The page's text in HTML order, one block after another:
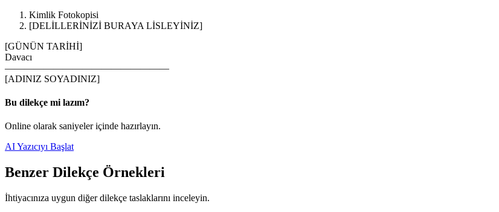
Kimlik Fotokopisi
[DELİLLERİNİZİ BURAYA LİSLEYİNİZ]
[GÜNÜN TARİHİ]
Davacı
—————————————————
[ADINIZ SOYADINIZ]
Bu dilekçe mi lazım?
Online olarak saniyeler içinde hazırlayın.
AI Yazıcıyı Başlat
Benzer Dilekçe Örnekleri
İhtiyacınıza uygun diğer dilekçe taslaklarını inceleyin.